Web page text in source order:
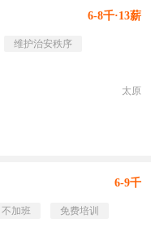
6-8千·13薪
维护治安秩序
太原
6-9千
不加班
免费培训